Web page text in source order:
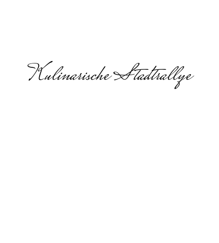
Kulinarische Stadtrallye